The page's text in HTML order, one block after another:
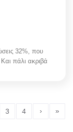
32%, που
πάλι ακριβά
3 4 › »